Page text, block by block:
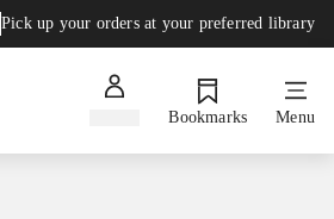
Pick up your orders at your preferred library
Bookmarks Menu